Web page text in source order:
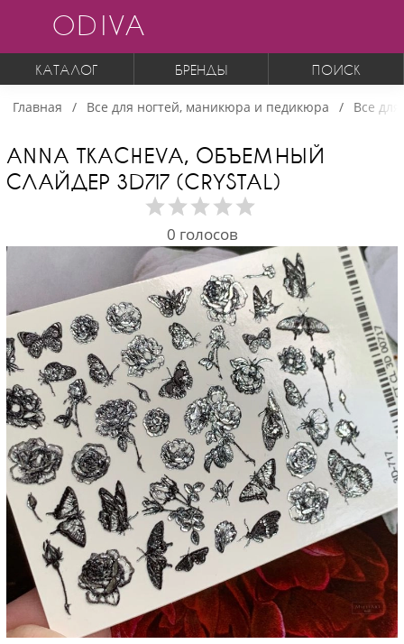
ODIVA
КАТАЛОГ БРЕНДЫ ПОИСК
Главная Все для ногтей, маникюра и педикюра Все
ANNA TKACHEVA, ОБЪЕМНЫЙ
СЛАЙДЕР 3D717 (CRYSTAL)
0 голосов